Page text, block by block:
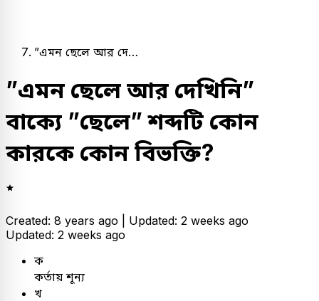
”এমন ছেলে আর দে…
”এমন ছেলে আর দেখিনি”
বাক্যে ”ছেলে” শব্দটি কোন
কারকে কোন বিভক্তি?
Created: 8 years ago | Updated: 2 weeks ago
Updated: 2 weeks ago
ক
কর্তায় শূন্য
খ